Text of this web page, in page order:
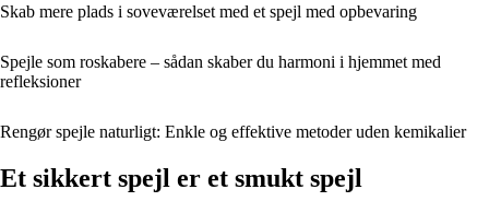
Skab mere plads i soveværelset med et spejl med opbevaring
Spejle som roskabere – sådan skaber du harmoni i hjemmet med
refleksioner
Rengør spejle naturligt: Enkle og effektive metoder uden kemikalier
Et sikkert spejl er et smukt spejl